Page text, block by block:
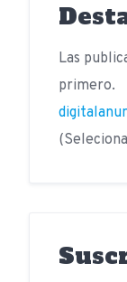
Las
primero.